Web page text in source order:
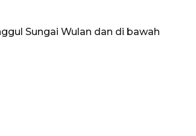
Sungai Wulan dan di bawah